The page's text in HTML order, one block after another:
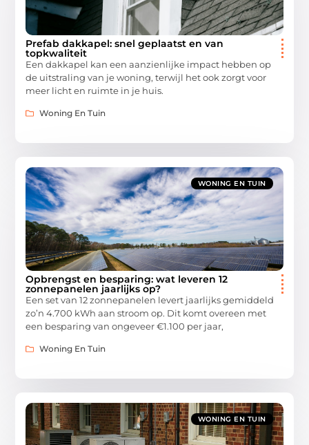
Prefab dakkapel: snel geplaatst en van
topkwaliteit
Een dakkapel kan een aanzienlijke impact hebben op
de uitstraling van je woning, terwijl het ook zorgt voor
meer licht en ruimte in je huis.
Woning En Tuin
WONING EN TUIN
Opbrengst en besparing: wat leveren 12
zonnepanelen jaarlijks op?
Een set van 12 zonnepanelen levert jaarlijks gemiddeld
zo’n 4.700 kWh aan stroom op. Dit komt overeen met
een besparing van ongeveer €1.100 per jaar,
Woning En Tuin
WONING EN TUIN